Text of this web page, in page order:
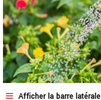
Afficher la barre latérale